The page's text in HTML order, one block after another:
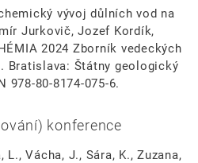
vývoj důlních vod na
Jurkovič, Jozef Kordík,
2024 Zborník vedeckých
Bratislava: Štátny geologický
978-80-8174-075-6.
konference
Vácha, J., Sára, K., Zuzana,